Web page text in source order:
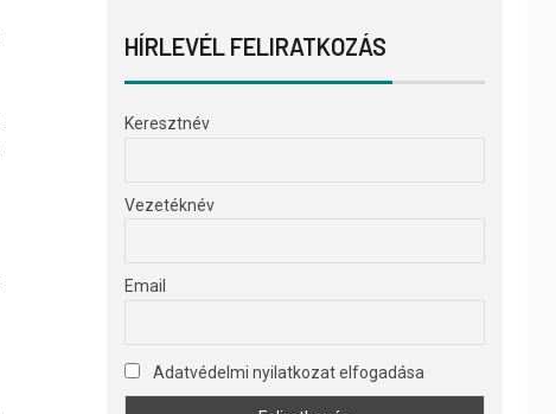
HÍRLEVÉL FELIRATKOZÁS
Keresztnév
Vezetéknév
Email
Adatvédelmi nyilatkozat elfogadása